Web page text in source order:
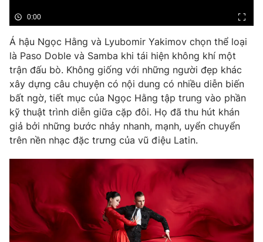
Nhân vật
Khán giả
Giải sao mai
Âm nhạc
Sao
Du lịch
Làm đẹp
Chất lượng cuộc sống
Giáo dục
Tuyển sinh
Học trực tuyến
Công nghệ
Hitech Công nghệ tương lai
Sản phẩm
Giao lưu trực tuyến
Lịch phát sóng
Chuyên mục khác
Emagazine Podcast
0:00
Á hậu Ngọc Hằng và Lyubomir Yakimov chọn thể loại
là Paso Doble và Samba khi tái hiện không khí một
trận đấu bò. Không giống với những người đẹp khác
xây dựng câu chuyện có nội dung có nhiều diễn biến
bất ngờ, tiết mục của Ngọc Hằng tập trung vào phần
kỹ thuật trình diễn giữa cặp đôi. Họ đã thu hút khán
giả bởi những bước nhảy nhanh, mạnh, uyển chuyển
trên nền nhạc đặc trưng của vũ điệu Latin.